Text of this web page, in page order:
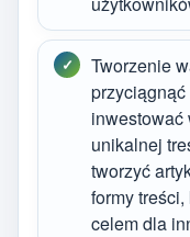
Tworzenie
inwestować
unikalnej
tworzyć
formy
celem dla